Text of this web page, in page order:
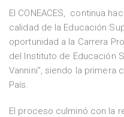
El CONEACES, continua
calidad de la Educación
oportunidad a la Carrera
del Instituto de Educación
Vannini”, siendo la primera
País.
El proceso culminó con la